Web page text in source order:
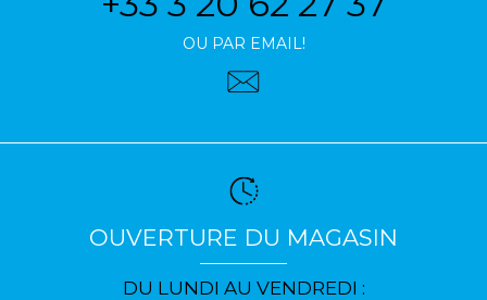
OU PAR EMAIL!
OUVERTURE DU MAGASIN
DU LUNDI AU VENDREDI :